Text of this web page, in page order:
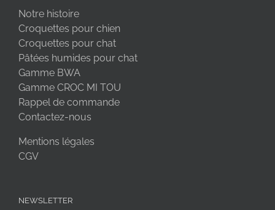
Notre histoire
Croquettes pour chien
Croquettes pour chat
Pâtées humides pour chat
Gamme BWA
Gamme CROC MI TOU
Rappel de commande
Contactez-nous
Mentions légales
CGV
NEWSLETTER